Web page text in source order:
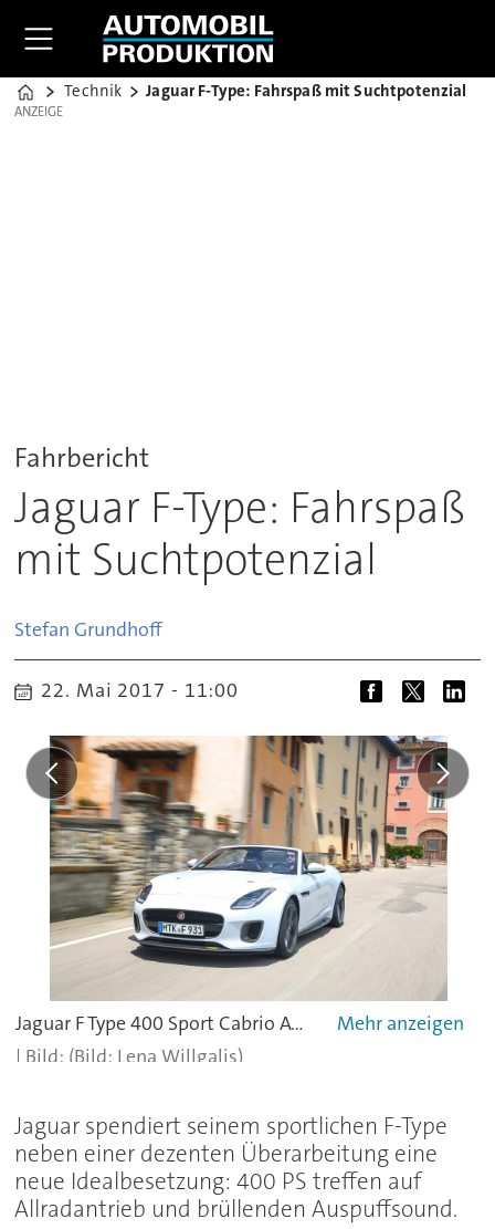
Home
Technik Jaguar F-Type: Fahrspaß mit Suchtpotenzial
ANZEIGE
ANZEIGE
Fahrbericht
Jaguar F-Type: Fahrspaß
mit Suchtpotenzial
Stefan Grundhoff
22. Mai 2017 - 11:00
Jaguar F Type 400 Sport Cabrio AWD - offen wie geschlossen ein Spaßmacher.
(Bild: Lena Willgalis)
Jaguar spendiert seinem sportlichen F-Type
neben einer dezenten Überarbeitung eine
neue Idealbesetzung: 400 PS treffen auf
Allradantrieb und brüllenden Auspuffsound.